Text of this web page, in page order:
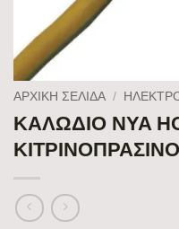
ΑΡΧΙΚΉ ΣΕΛΊΔΑ /
ΚΑΛΩΔΙΟ NYA
ΚΙΤΡΙΝΟΠΡΑΣΙΝΟ